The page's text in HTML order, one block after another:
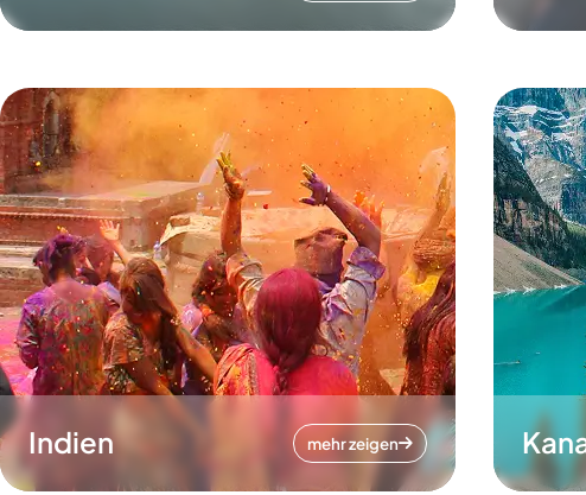
Indien mehr zeigen